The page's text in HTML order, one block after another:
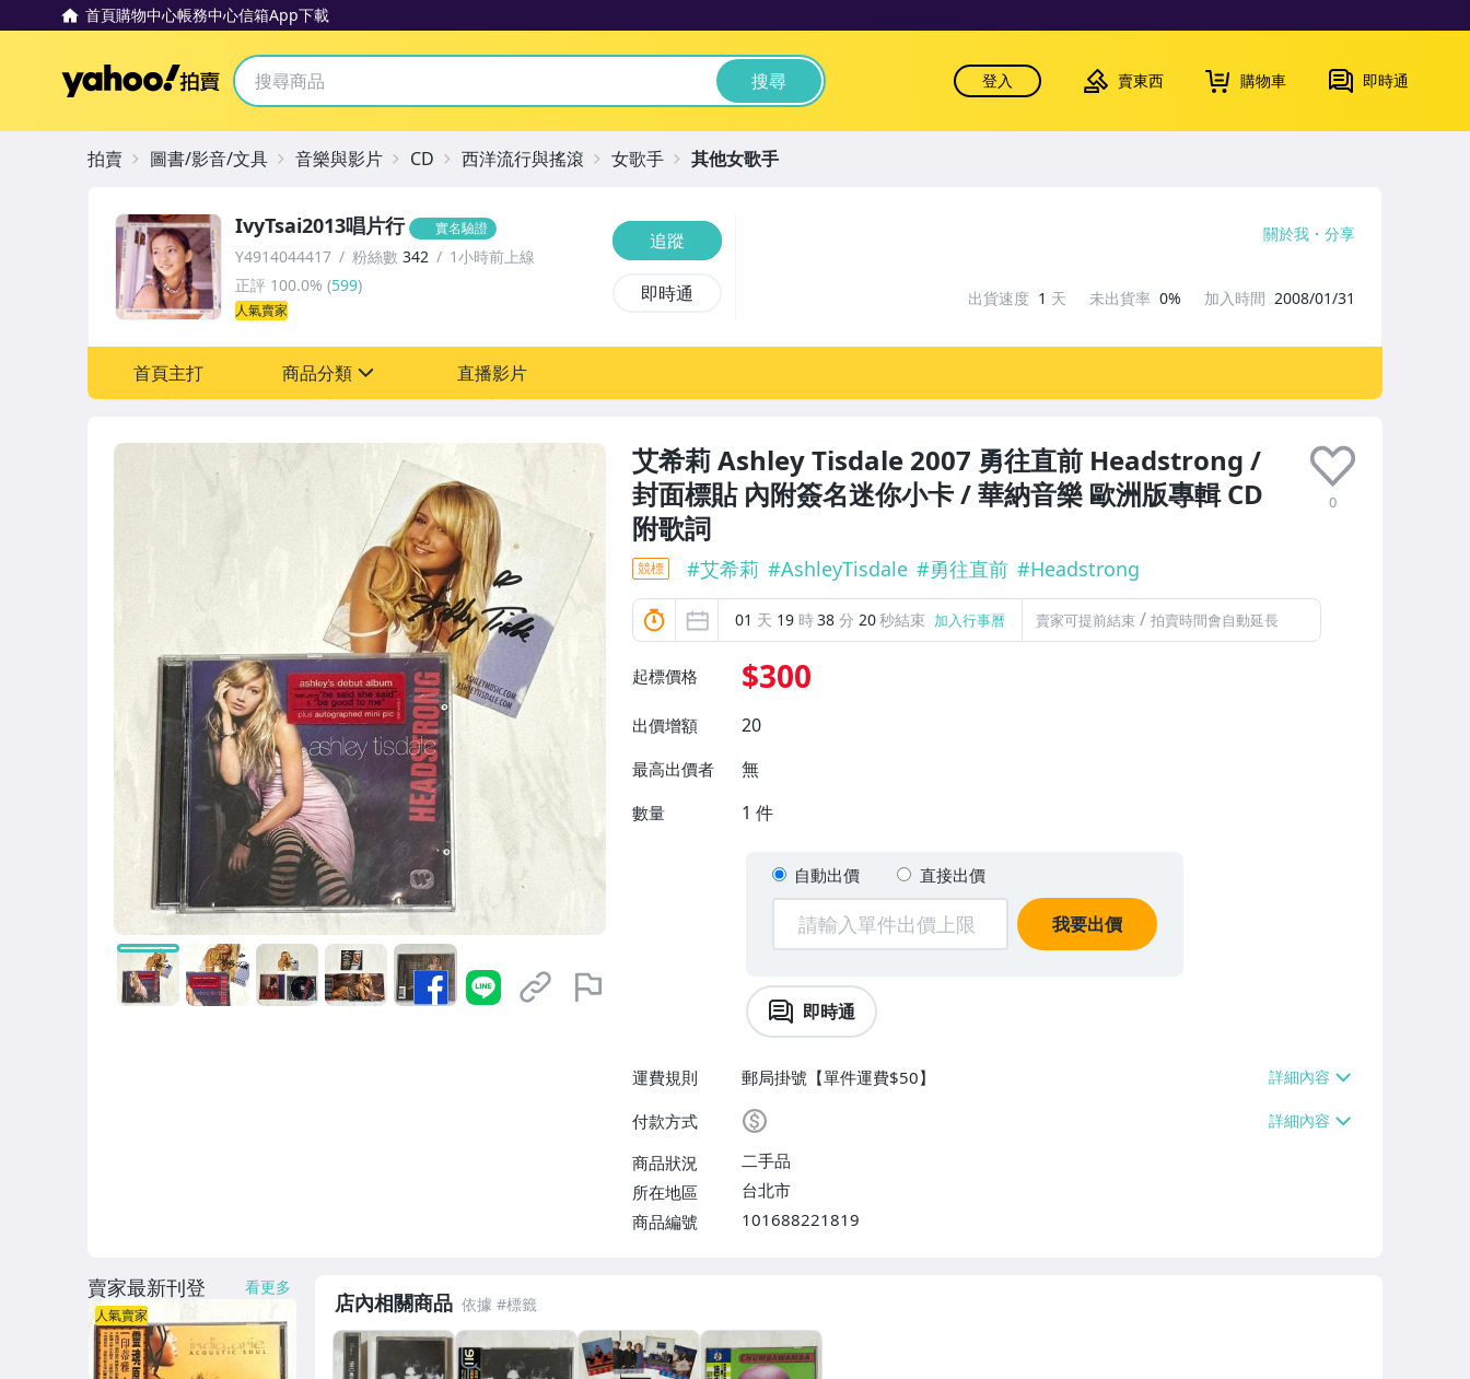
首頁購物中心帳務中心信箱App下載
Yahoo拍賣 搜尋 登入 賣東西 購物車 即時通
艾希莉 Ashley Tisdale 2007 勇往直前 Headstrong /
封面標貼 內附簽名迷你小卡 / 華納音樂 歐洲版專輯 CD
附歌詞
0
競標 #艾希莉 #AshleyTisdale #勇往直前 #Headstrong
01 天 19 時38 分 18秒結束 加入行事曆 賣家可提前結束 / 拍賣時間會自動延長
起標價格 $300
出價增額 20
最高出價者 無
數量 1 件
自動出價 直接出價
我要出價
即時通
運費規則
郵局掛號【單件運費$50】
付款方式
商品狀況
二手品
所在地區
台北市
商品編號
101688221819
IvyTsai2013唱片行 實名驗證
Y4914044417 粉絲數 342
1小時前上線
正評 100.0% (599)
人氣賣家
追蹤
即時通
關於我 分享
出貨速度 1 天 未出貨率 0% 加入時間 2008/01/31
首頁主打 商品分類
男性精品與服飾
手錶與飾品配件
電玩遊戲與主機
直播影片
拍賣 圖書/影音/文具 音樂與影片 CD 西洋流行與搖滾 女歌手 其他女歌手
店內相關商品
賣家最新刊登 看更多
人氣賣家